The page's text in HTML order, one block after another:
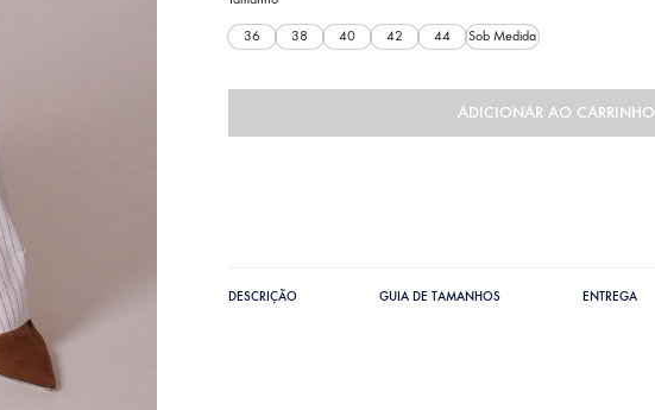
36 38 40 42 44 Sob Medida
ADICIONAR AO CARRINHO
DESCRIÇÃO GUIA DE TAMANHOS ENTREGA